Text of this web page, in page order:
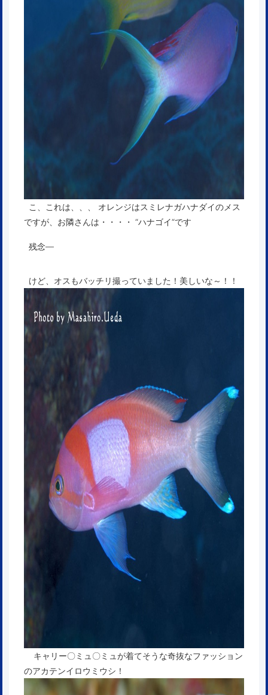
こ、これは、、、 オレンジはスミレナガハナダイのメス
ですが、お隣さんは・・・・ “ハナゴイ“です
残念―
けど、オスもバッチリ撮っていました！美しいな～！！
キャリー〇ミュ〇ミュが着てそうな奇抜なファッション
のアカテンイロウミウシ！